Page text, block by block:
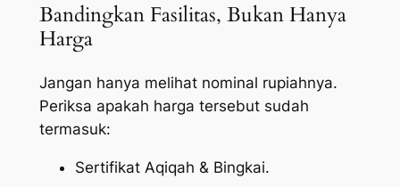
Bandingkan Fasilitas, Bukan Hanya
Harga
Jangan hanya melihat nominal rupiahnya.
Periksa apakah harga tersebut sudah
termasuk:
Sertifikat Aqiqah & Bingkai.